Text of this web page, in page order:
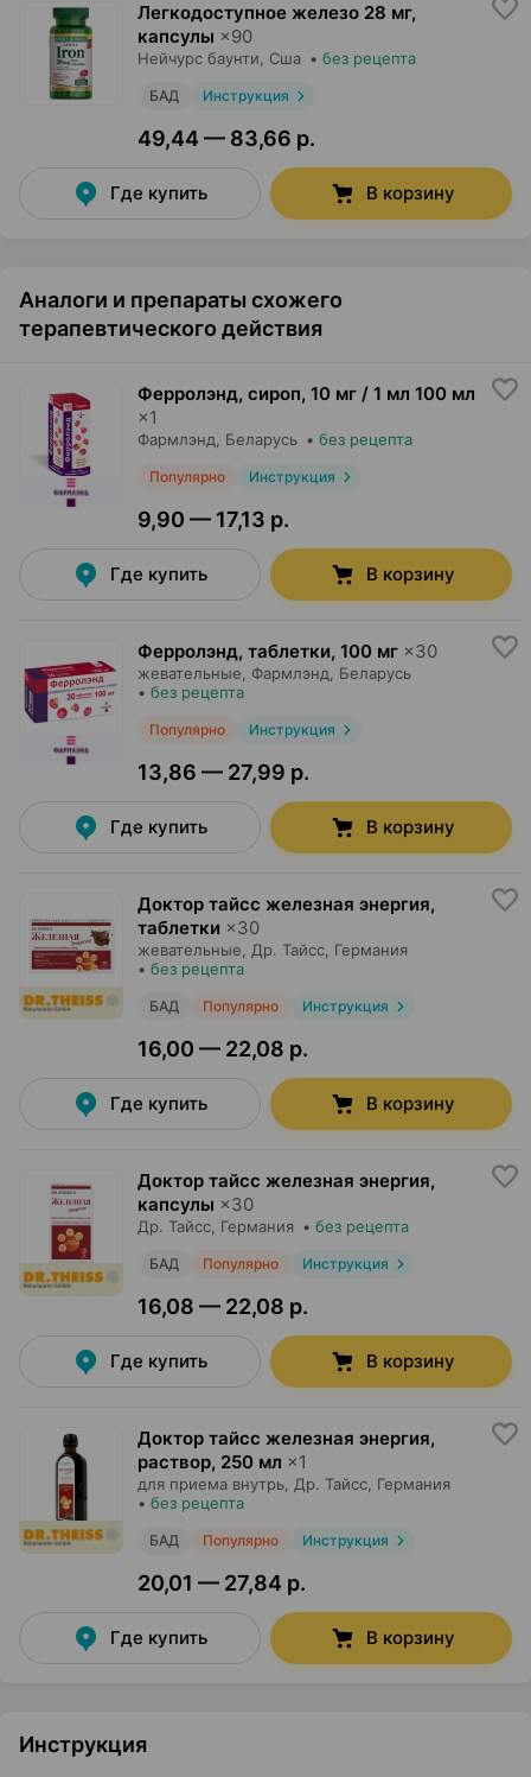
Легкодоступное железо 28 мг,
капсулы ×90
Нейчурс баунти , Сша • без рецепта
БАД Инструкция
49,44 — 83,66 р.
Где купить В корзину
Аналоги и препараты схожего
терапевтического действия
Ферролэнд, сироп, 10 мг / 1 мл 100 мл
×1
Фармлэнд , Беларусь • без рецепта
Популярно Инструкция
9,90 — 17,13 р.
Где купить В корзину
Ферролэнд, таблетки, 100 мг ×30
жевательные, Фармлэнд , Беларусь
• без рецепта
Популярно Инструкция
13,86 — 27,99 р.
Где купить В корзину
Доктор тайсс железная энергия,
таблетки ×30
жевательные, Др. Тайсс , Германия
• без рецепта
БАД Популярно Инструкция
16,00 — 22,08 р.
Где купить В корзину
Доктор тайсс железная энергия,
капсулы ×30
Др. Тайсс , Германия • без рецепта
БАД Популярно Инструкция
16,08 — 22,08 р.
Где купить В корзину
Доктор тайсс железная энергия,
раствор, 250 мл ×1
для приема внутрь, Др. Тайсс , Германия
• без рецепта
БАД Популярно Инструкция
20,01 — 27,84 р.
Где купить В корзину
Инструкция